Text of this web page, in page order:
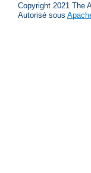
Copyright 2021 The
Autorisé sous